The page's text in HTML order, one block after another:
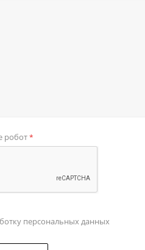
робот*
персональных данных